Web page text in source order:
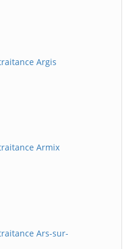
Argis
Armix
Ars-sur-